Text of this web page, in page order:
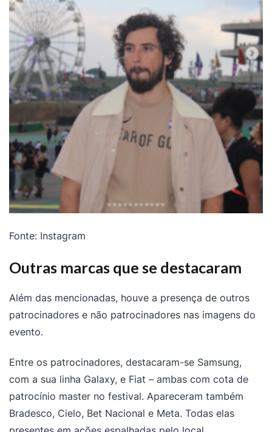
Fonte: Instagram
Outras marcas que se destacaram
Além das mencionadas, houve a presença de outros
patrocinadores e não patrocinadores nas imagens do
evento.
Entre os patrocinadores, destacaram-se Samsung,
com a sua linha Galaxy, e Fiat – ambas com cota de
patrocínio master no festival. Apareceram também
Bradesco, Cielo, Bet Nacional e Meta. Todas elas